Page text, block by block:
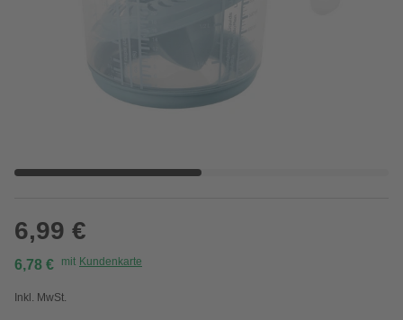
6,99 €
6,78 € mit Kundenkarte
Inkl. MwSt.